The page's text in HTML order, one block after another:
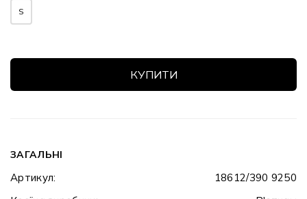
S
КУПИТИ
ЗАГАЛЬНІ
Артикул:
18612/390 9250